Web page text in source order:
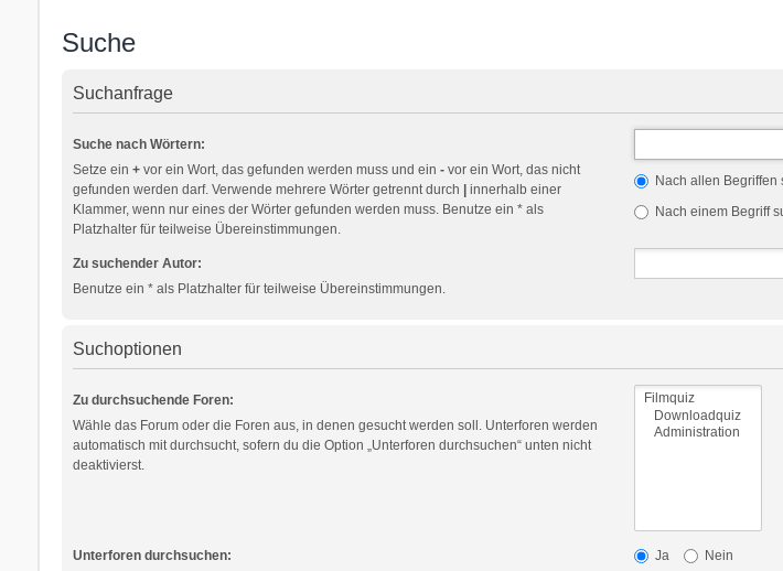
Suche
Suchanfrage
Suche nach Wörtern:
Setze ein +vor ein Wort, das gefunden werden muss und ein -vor ein Wort, das nicht
gefunden werden darf. Verwende mehrere Wörter getrennt durch
innerhalb einer
Klammer, wenn nur eines der Wörter gefunden werden muss. Benutze ein * als
Platzhalter für teilweise Übereinstimmungen.
Nach allen
Nach einem Begriff
Zu suchender Autor:
Benutze ein * als Platzhalter für teilweise Übereinstimmungen.
Suchoptionen
Zu durchsuchende Foren:
Wähle das Forum oder die Foren aus, in denen gesucht werden soll. Unterforen werden
automatisch mit durchsucht, sofern du die Option „Unterforen durchsuchen“ unten nicht
deaktivierst.
Unterforen durchsuchen: Ja Nein